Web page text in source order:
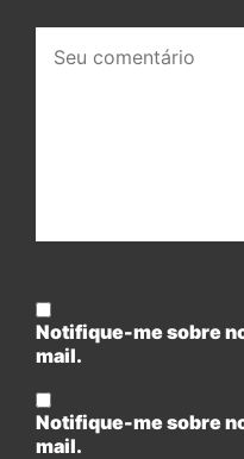
comentário:
Notifique-me sobre
mail.
Notifique-me sobre
mail.